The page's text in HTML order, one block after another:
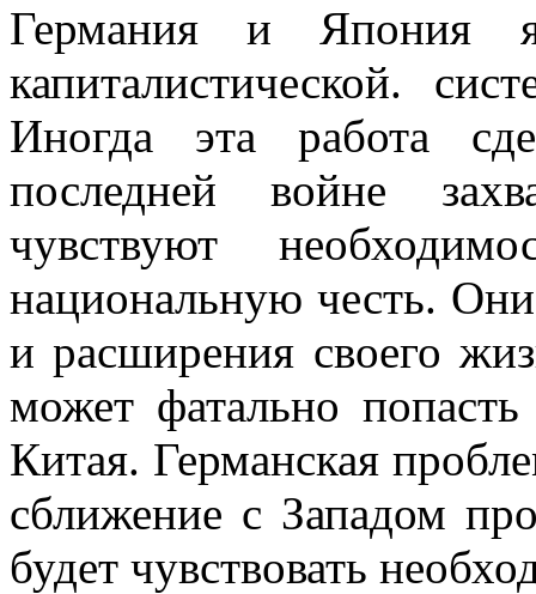
Германия и Япония
капиталистической.
Иногда эта работа
последней войне
чувствуют
национальную честь.
и расширения своего
может фатально
Китая. Германская
сближение с Западом
будет чувствовать